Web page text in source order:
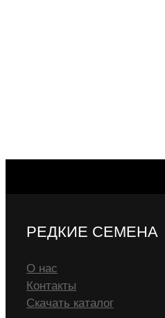
РЕДКИЕ СЕМЕНА
О нас
Контакты
Скачать каталог